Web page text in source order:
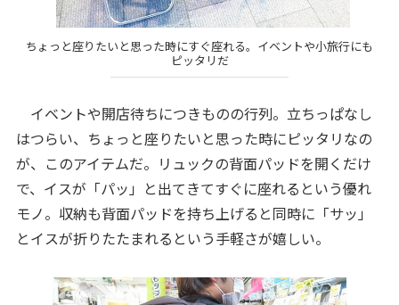
ちょっと座りたいと思った時にすぐ座れる。イベントや小旅行にも
ピッタリだ
イベントや開店待ちにつきものの行列。立ちっぱなし
はつらい、ちょっと座りたいと思った時にピッタリなの
が、このアイテムだ。リュックの背面パッドを開くだけ
で、イスが「パッ」と出てきてすぐに座れるという優れ
モノ。収納も背面パッドを持ち上げると同時に「サッ」
とイスが折りたたまれるという手軽さが嬉しい。